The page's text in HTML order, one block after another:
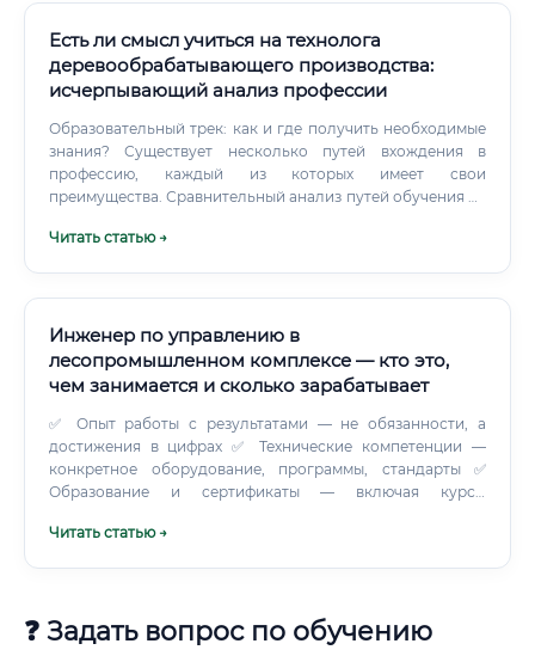
Есть ли смысл учиться на технолога
деревообрабатывающего производства:
исчерпывающий анализ профессии
Образовательный трек: как и где получить необходимые
знания? Существует несколько путей вхождения в
профессию, каждый из которых имеет свои
преимущества. Сравнительный анализ путей обучения на
Читать статью →
Инженер по управлению в
лесопромышленном комплексе — кто это,
чем занимается и сколько зарабатывает
✅ Опыт работы с результатами — не обязанности, а
достижения в цифрах ✅ Технические компетенции —
конкретное оборудование, программы, стандарты ✅
Образование и сертификаты — включая курсы
LinkedIn и, если есть, портфолио проектов Главная
Читать статью →
❓ Задать вопрос по обучению